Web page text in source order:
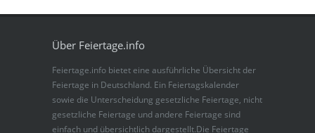
Über Feiertage.info
Feiertage.info bietet eine ausführliche Übersicht der
Feiertage in Deutschland. Ein Feiertagskalender
sowie die Unterscheidung gesetzliche Feiertage, nicht
gesetzliche Feiertage und andere Feiertage sind
einfach und übersichtlich dargestellt.Die Feiertage